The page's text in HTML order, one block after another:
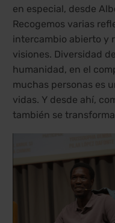
en especial, desde
Recogemos varias
intercambio abierto y
visiones. Diversidad
humanidad, en el
muchas personas es
vidas. Y desde ahí,
también se